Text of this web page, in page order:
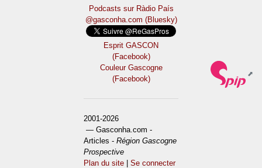
Podcasts sur Ràdio País
@gasconha.com (Bluesky)
Esprit GASCON
(Facebook)
Couleur Gascogne
(Facebook)
2001-2026
— Gasconha.com -
Articles -Région Gascogne
Prospective
Plan du site |Se connecter